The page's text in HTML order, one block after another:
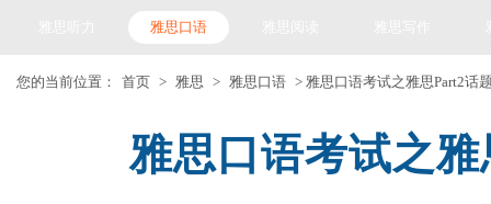
雅思口语
您的当前位置： 首页 > 雅思 > 雅思口语 > 雅思口语考试之雅思Part2话
雅思口语考试之
沈阳SAT一对二 新高一高